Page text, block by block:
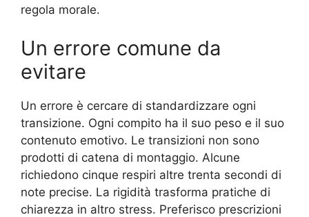
regola morale.
Un errore comune da
evitare
Un errore è cercare di standardizzare ogni
transizione. Ogni compito ha il suo peso e il suo
contenuto emotivo. Le transizioni non sono
prodotti di catena di montaggio. Alcune
richiedono cinque respiri altre trenta secondi di
note precise. La rigidità trasforma pratiche di
chiarezza in altro stress. Preferisco prescrizioni